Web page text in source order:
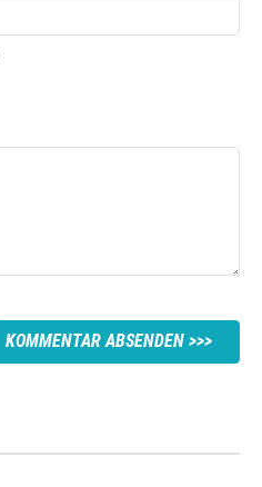
KOMMENTAR ABSENDEN